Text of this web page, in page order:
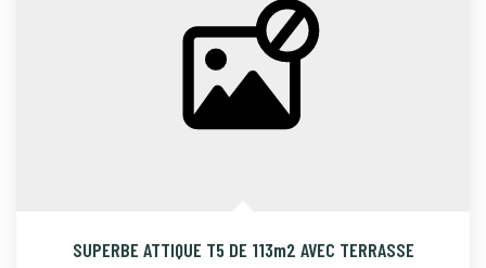
CONTACT
PROGRAMMES NEUFS
SUPERBE ATTIQUE T5 DE 113m2 AVEC TERRASSE